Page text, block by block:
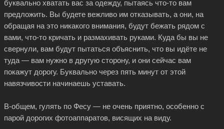
буквально хватать вас за одежду, пытаясь что-товам
предложить. Вы будете вежливо им отказывать, а они, на
обращая на это никакого внимания, будут бежать рядом с
вами, что-токричать и размахивать руками. Куда бы вы не
свернули, вам будут пытаться объяснить, что вы идёте не
туда — вам нужно в другую сторону, и они сейчас вам
покажут дорогу. Буквально через пять минут от этой
навязчивости начинаешь уставать.
В-общем, гулять по Фесу — не очень приятно, особенно с
парой дорогих фотоаппаратов, висящих на виду.